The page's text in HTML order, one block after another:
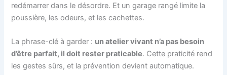
redémarrer dans le désordre. Et un garage rangé limite la
poussière, les odeurs, et les cachettes.
La phrase-clé à garder : un atelier vivant n’a pas besoin
d’être parfait, il doit rester praticable. Cette praticité rend
les gestes sûrs, et la prévention devient automatique.